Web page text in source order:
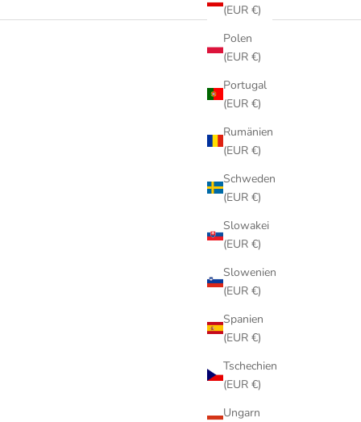
(EUR €)
Polen
(EUR €)
Portugal
(EUR €)
Rumänien
(EUR €)
Schweden
(EUR €)
Slowakei
(EUR €)
Slowenien
(EUR €)
Spanien
(EUR €)
Tschechien
(EUR €)
Ungarn